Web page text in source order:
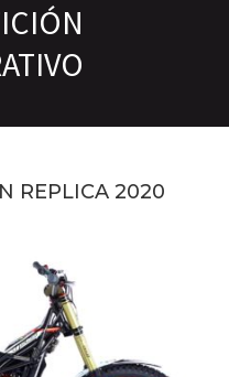
REPLICA 2020